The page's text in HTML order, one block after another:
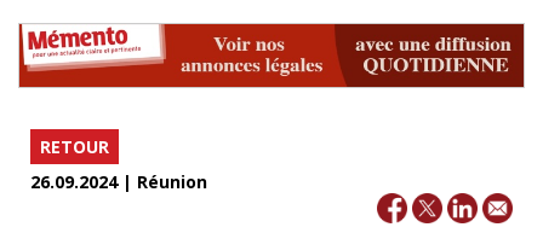
RETOUR
26.09.2024 | Réunion